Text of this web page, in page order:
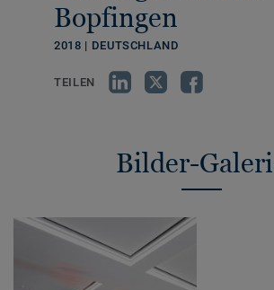
Bopfingen
2018 | DEUTSCHLAND
TEILEN
Bilder-